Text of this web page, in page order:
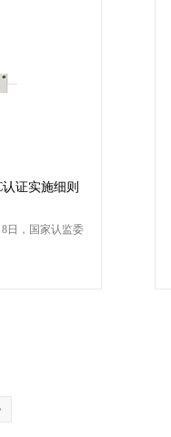
证实施细则
日，国家认监委